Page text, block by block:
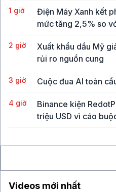
1 giờ
Điện Máy Xanh kết
mức tăng 2,5% so
2 giờ
Xuất khẩu dầu Mỹ
rủi ro nguồn cung
3 giờ Cuộc đua AI toàn
4 giờ
Binance kiện
triệu USD vì cáo
Videos mới nhất